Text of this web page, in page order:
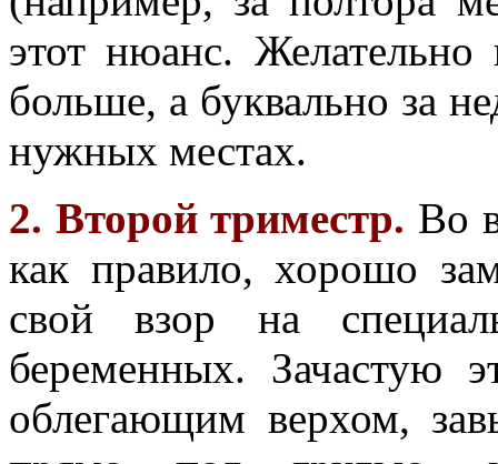
этот нюанс. Желательно
больше, а буквально за
нужных местах.
2. Второй триместр. Во
как правило, хорошо
свой взор на
беременных. Зачастую
облегающим верхом,